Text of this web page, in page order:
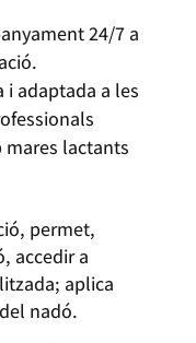
24/7 a
adaptada a les
lactants
permet,
accedir a
aplica
nadó.